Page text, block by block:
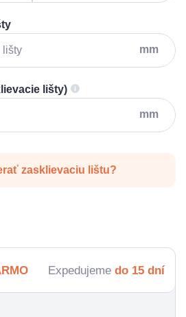
mm
lišty)
mm
zasklievaciu lištu?
Expedujeme do 15 dní